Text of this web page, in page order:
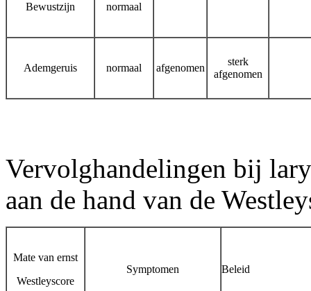
Bewustzijn normaal
Ademgeruis normaal afgenomen
sterk
afgenomen
Vervolghandelingen bij
aan de hand van de
Mate van ernst
Westleyscore
Symptomen Beleid